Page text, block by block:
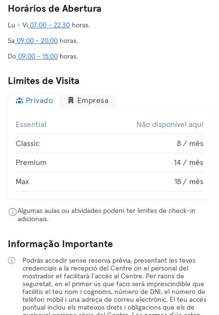
Horários de Abertura
Lu - Vi 07.00 - 22.30 horas.
Sa 09.00 - 20.00 horas.
Do 09.00 - 15.00 horas.
Limites de Visita
Privado Empresa
Essential Não disponível aqui
Classic 8 / mês
Premium 14 / mês
Max 18 / mês
Algumas aulas ou atividades podem ter limites de check-in
adicionais.
Informação Importante
Podràs accedir sense reserva prèvia, presentant les teves
credencials a la recepció del Centre on el personal del
mostrador et facilitarà l’accés al Centre. Per raons de
seguretat, en el primer ús que facis serà imprescindible que
facilitis el teu nom i cognoms, número de DNI, el número de
telèfon mòbil i una adreça de correu electrònic. El teu accés
puntual inclou els mateixos drets i obligacions que els de